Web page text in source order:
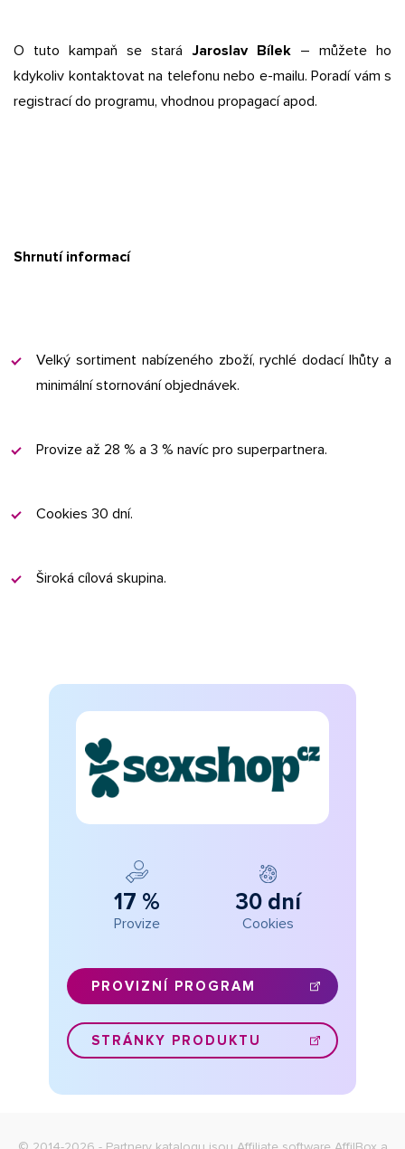
O tuto kampaň se stará Jaroslav Bílek– můžete ho
kdykoliv kontaktovat na telefonu nebo e-mailu. Poradí vám s
registrací do programu, vhodnou propagací apod.
Shrnutí informací
Velký sortiment nabízeného zboží, rychlé dodací lhůty a
minimální stornování objednávek.
Provize až 28 % a 3 % navíc pro superpartnera.
Cookies 30 dní.
Široká cílová skupina.
17 %
Provize
30 dní
Cookies
PROVIZNÍ PROGRAM
STRÁNKY PRODUKTU